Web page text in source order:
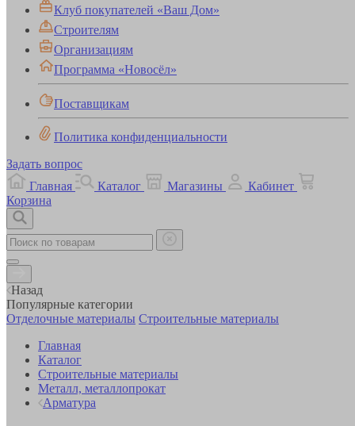
Клуб покупателей «Ваш Дом»
Строителям
Организациям
Программа «Новосёл»
Поставщикам
Политика конфиденциальности
Задать вопрос
Главная
Каталог Магазины
Кабинет
Корзина
Назад
Популярные категории
Отделочные материалы Строительные материалы
Главная
Каталог
Строительные материалы
Металл, металлопрокат
Арматура